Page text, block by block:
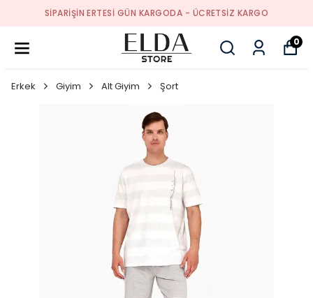
SIPARIŞIN ERTESI GÜN KARGODA - ÜCRETSIZ KARGO
0
Erkek Giyim Alt Giyim Şort